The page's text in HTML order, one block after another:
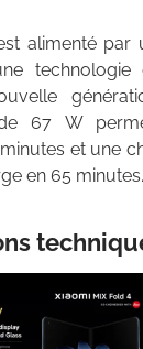
alimenté par
technologie
67 W
et une
en 65 minutes.